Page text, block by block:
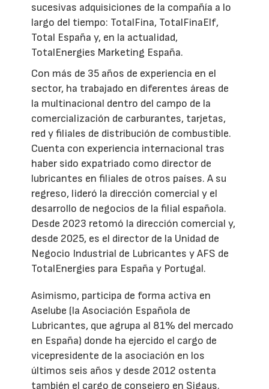
sucesivas adquisiciones de la compañía a lo
largo del tiempo: TotalFina, TotalFinaElf,
Total España y, en la actualidad,
TotalEnergies Marketing España.
Con más de 35 años de experiencia en el
sector, ha trabajado en diferentes áreas de
la multinacional dentro del campo de la
comercialización de carburantes, tarjetas,
red y filiales de distribución de combustible.
Cuenta con experiencia internacional tras
haber sido expatriado como director de
lubricantes en filiales de otros países. A su
regreso, lideró la dirección comercial y el
desarrollo de negocios de la filial española.
Desde 2023 retomó la dirección comercial y,
desde 2025, es el director de la Unidad de
Negocio Industrial de Lubricantes y AFS de
TotalEnergies para España y Portugal.
Asimismo, participa de forma activa en
Aselube (la Asociación Española de
Lubricantes, que agrupa al 81% del mercado
en España) donde ha ejercido el cargo de
vicepresidente de la asociación en los
últimos seis años y desde 2012 ostenta
también el cargo de consejero en Sigaus.